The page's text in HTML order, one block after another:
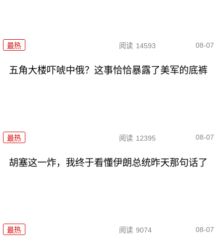
最热 阅读 14593 08-07
五角大楼吓唬中俄？这事恰恰暴露了美军的底裤
最热 阅读 12395 08-07
胡塞这一炸，我终于看懂伊朗总统昨天那句话了
最热 阅读 9074 08-07